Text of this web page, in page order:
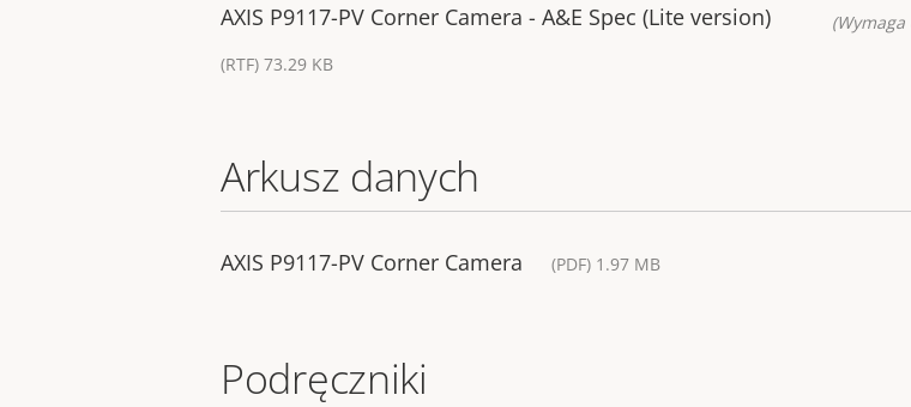
AXIS P9117-PV Corner Camera - A&E Spec (Lite version)
(RTF) 73.29 KB
Arkusz danych
AXIS P9117-PV Corner Camera (PDF) 1.97 MB
Podręczniki